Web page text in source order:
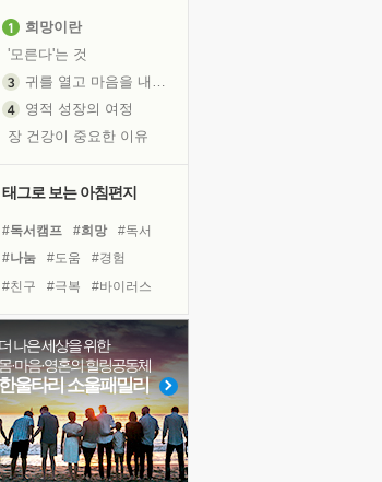
희망이란
'모른다'는 것
귀를 열고 마음을 내어주고
영적 성장의 여정
장 건강이 중요한 이유
흙이 된 몸으로 출근하는 여자
꿈이 실제가 되는 것
'말 타는 법'을 먼저
졸업식 사진을 보며
아픈 아버지를 위한 공간 설계
극심한 변비, 어깨결림, 수면 장애
보고 싶은 어머니
태그로 보는 아침편지
#독서캠프 #희망
#독서
#나눔
#도움
#경험
#친구
#극복
#바이러스
#사람
#명상
#삶
#비전캠프
#리더
#건강
#링컨학교
#위기
#계획
#다짐
#힐링 #유튜브
더 나은 세상을 위한
몸·마음·영혼의 힐링공동체
한울타리 소울패밀리